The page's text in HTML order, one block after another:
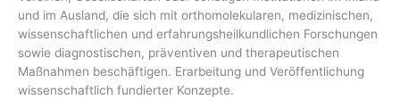
und im Ausland, die sich mit orthomolekularen, medizinischen,
wissenschaftlichen und erfahrungsheilkundlichen Forschungen
sowie diagnostischen, präventiven und therapeutischen
Maßnahmen beschäftigen. Erarbeitung und Veröffentlichung
wissenschaftlich fundierter Konzepte.